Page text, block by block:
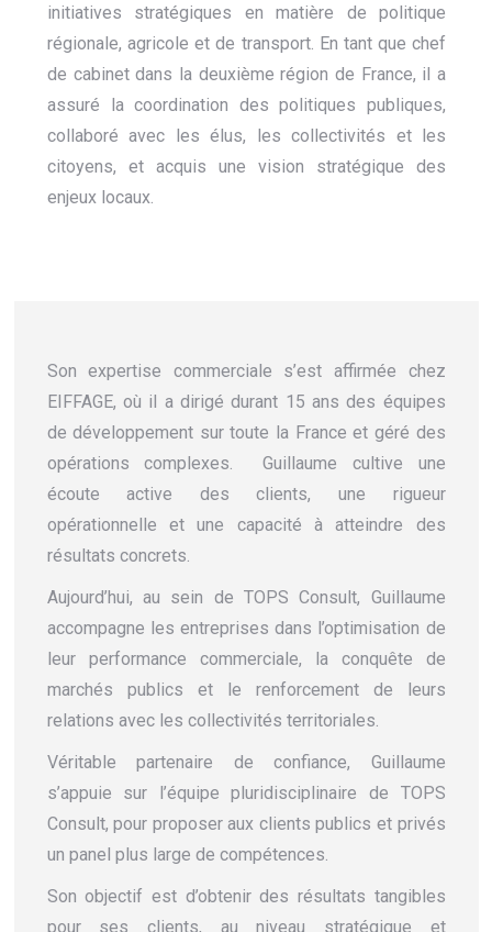
initiatives stratégiques en matière de politique
régionale, agricole et de transport. En tant que chef
de cabinet dans la deuxième région de France, il a
assuré la coordination des politiques publiques,
collaboré avec les élus, les collectivités et les
citoyens, et acquis une vision stratégique des
enjeux locaux.
Son expertise commerciale s’est affirmée chez
EIFFAGE, où il a dirigé durant 15 ans des équipes
de développement sur toute la France et géré des
opérations complexes. Guillaume cultive une
écoute active des clients, une rigueur
opérationnelle et une capacité à atteindre des
résultats concrets.
Aujourd’hui, au sein de TOPS Consult, Guillaume
accompagne les entreprises dans l’optimisation de
leur performance commerciale, la conquête de
marchés publics et le renforcement de leurs
relations avec les collectivités territoriales.
Véritable partenaire de confiance, Guillaume
s’appuie sur l’équipe pluridisciplinaire de TOPS
Consult, pour proposer aux clients publics et privés
un panel plus large de compétences.
Son objectif est d’obtenir des résultats tangibles
pour ses clients, au niveau stratégique et